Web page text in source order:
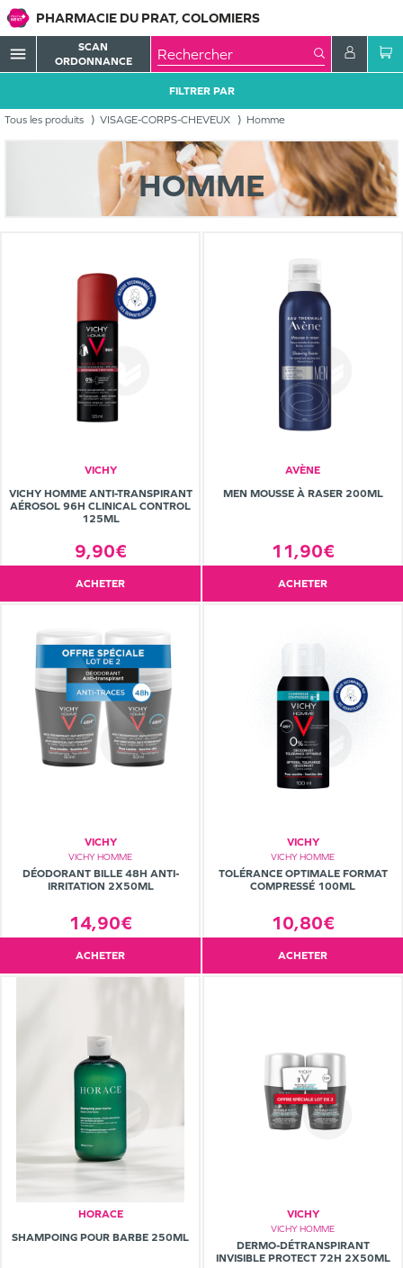
PHARMACIE DU PRAT, COLOMIERS
menu
SCAN
ORDONNANCE
Tous les produits VISAGE-CORPS-CHEVEUX Homme
FILTRER PAR
HOMME
VICHY
VICHY HOMME ANTI-TRANSPIRANT
AÉROSOL 96H CLINICAL CONTROL
125ML
9,90€
ACHETER
AVÈNE
MEN MOUSSE À RASER 200ML
11,90€
ACHETER
VICHY
VICHY HOMME
DÉODORANT BILLE 48H ANTI-
IRRITATION 2X50ML
14,90€
ACHETER
VICHY
VICHY HOMME
TOLÉRANCE OPTIMALE FORMAT
COMPRESSÉ 100ML
10,80€
ACHETER
HORACE
SHAMPOING POUR BARBE 250ML
VICHY
VICHY HOMME
DERMO-DÉTRANSPIRANT
INVISIBLE PROTECT 72H 2X50ML